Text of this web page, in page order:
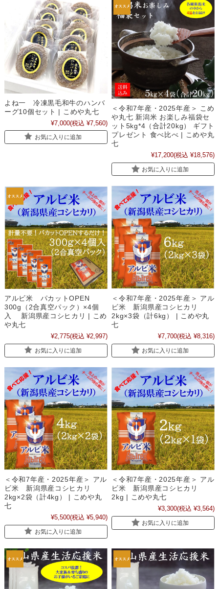
よね一 冷凍黒毛和牛のハンバ
ーグ10個セット | こめや丸七
¥7,000(税込 ¥7,560)
お気に入りに追加
＜令和7年産・2025年産＞ こめ
や丸七 新潟米 お楽しみ福袋セ
ット5kg*4（合計20kg） ギフト
プレゼント 食べ比べ | こめや丸
七
¥17,200(税込 ¥18,576)
お気に入りに追加
アルビ米 パカットOPEN
300g（2合真空パック）×4個
入 新潟県産コシヒカリ | こめ
や丸七
¥2,775(税込 ¥2,997)
お気に入りに追加
＜令和7年産・2025年産＞ アル
ビ米 新潟県産コシヒカリ
2kg×3袋（計6kg） | こめや丸
七
¥7,700(税込 ¥8,316)
お気に入りに追加
＜令和7年産・2025年産＞ アル
ビ米 新潟県産コシヒカリ
2kg×2袋（計4kg） | こめや丸
七
¥5,500(税込 ¥5,940)
お気に入りに追加
＜令和7年産・2025年産＞ アル
ビ米 新潟県産コシヒカリ
2kg | こめや丸七
¥3,300(税込 ¥3,564)
お気に入りに追加